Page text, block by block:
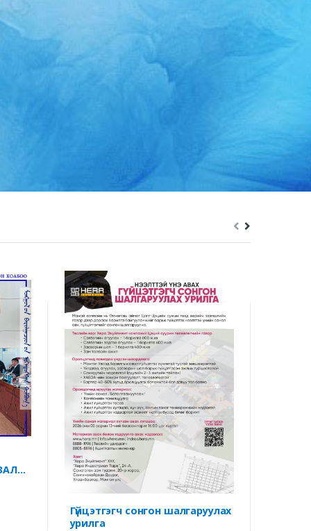
Гүйцэтгэгч сонгон шалгаруулах
урилга